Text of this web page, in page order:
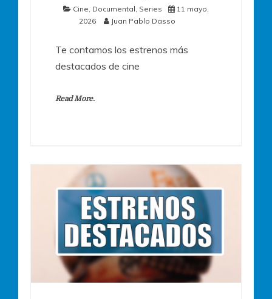
Cine Documental Series
11 mayo,
2026
Juan Pablo Dasso
Te contamos los estrenos más
destacados de cine
Read More.